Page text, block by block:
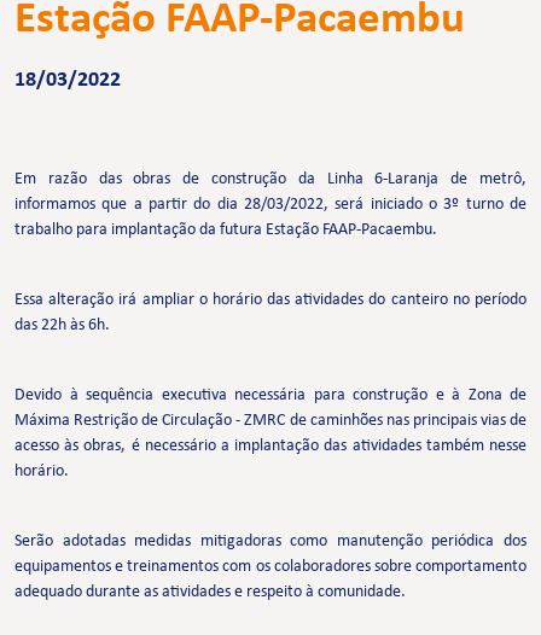
Estação FAAP-Pacaembu
18/03/2022
Em razão das obras de construção da Linha 6-Laranja de metrô,
informamos que a partir do dia 28/03/2022, será iniciado o 3º turno de
trabalho para implantação da futura Estação FAAP-Pacaembu.
Essa alteração irá ampliar o horário das atividades do canteiro no período
das 22h às 6h.
Devido à sequência executiva necessária para construção e à Zona de
Máxima Restrição de Circulação - ZMRC de caminhões nas principais vias de
acesso às obras, é necessário a implantação das atividades também nesse
horário.
Serão adotadas medidas mitigadoras como manutenção periódica dos
equipamentos e treinamentos com os colaboradores sobre comportamento
adequado durante as atividades e respeito à comunidade.